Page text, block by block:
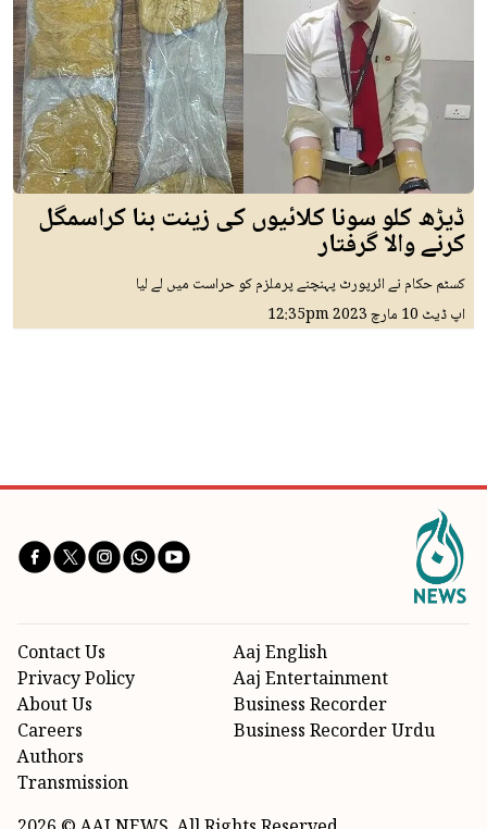
ڈیڑھ کلو سونا کلائیوں کی زینت بنا کراسمگل
کرنے والا گرفتار
کسٹم حکام نے ائرپورٹ پہنچنے پرملزم کو حراست میں لے لیا
اپ ڈیٹ 10 مارچ 2023 12:35pm
Aaj English
Aaj Entertainment
Business Recorder
Business Recorder Urdu
Contact Us
Privacy Policy
About Us
Careers
Authors
Transmission